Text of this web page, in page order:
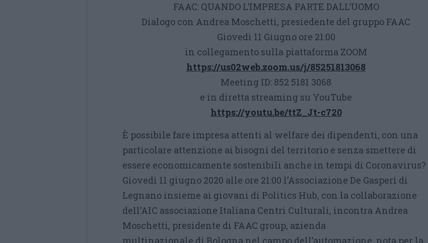
FAAC: QUANDO L’IMPRESA PARTE DALL’UOMO
Dialogo con Andrea Moschetti, presiedente del gruppo FAAC
Giovedì 11 Giugno ore 21:00
in collegamento sulla piattaforma ZOOM
https://us02web.zoom.us/j/85251813068
Meeting ID: 852 5181 3068
e in diretta streaming su YouTube
https://youtu.be/ttZ_Jt-c720
È possibile fare impresa attenti al welfare dei dipendenti, con una
particolare attenzione ai bisogni del territorio e senza smettere di
essere economicamente sostenibili anche in tempi di Coronavirus?
Giovedì 11 giugno 2020 alle ore 21:00 l’Associazione De Gasperi di
Legnano insieme ai giovani di Politics Hub, con la collaborazione
dell’AIC associazione Italiana Centri Culturali, incontra Andrea
Moschetti, presidente di FAAC group, azienda
multinazionale di Bologna nel campo dell’automazione, nota per la
Gli Ambulanti di